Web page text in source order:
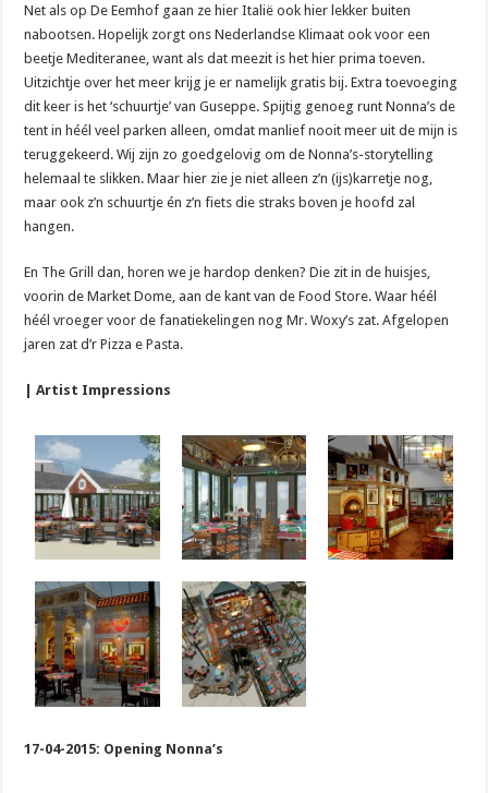
Net als op De Eemhof gaan ze hier Italië ook hier lekker buiten
nabootsen. Hopelijk zorgt ons Nederlandse Klimaat ook voor een
beetje Mediteranee, want als dat meezit is het hier prima toeven.
Uitzichtje over het meer krijg je er namelijk gratis bij. Extra toevoeging
dit keer is het ‘schuurtje’ van Guseppe. Spijtig genoeg runt Nonna’s de
tent in héél veel parken alleen, omdat manlief nooit meer uit de mijn is
teruggekeerd. Wij zijn zo goedgelovig om de Nonna’s-storytelling
helemaal te slikken. Maar hier zie je niet alleen z’n (ijs)karretje nog,
maar ook z’n schuurtje én z’n fiets die straks boven je hoofd zal
hangen.
En The Grill dan, horen we je hardop denken? Die zit in de huisjes,
voorin de Market Dome, aan de kant van de Food Store. Waar héél
héél vroeger voor de fanatiekelingen nog Mr. Woxy’s zat. Afgelopen
jaren zat d’r Pizza e Pasta.
| Artist Impressions
17-04-2015: Opening Nonna’s